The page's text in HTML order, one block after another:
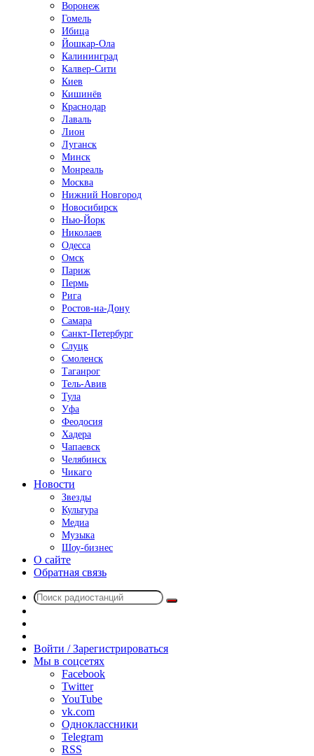
Воронеж
Гомель
Ибица
Йошкар-Ола
Калининград
Калвер-Сити
Киев
Кишинёв
Краснодар
Лаваль
Лион
Луганск
Минск
Монреаль
Москва
Нижний Новгород
Новосибирск
Нью-Йорк
Николаев
Одесса
Омск
Париж
Пермь
Рига
Ростов-на-Дону
Самара
Санкт-Петербург
Слуцк
Смоленск
Таганрог
Тель-Авив
Тула
Уфа
Феодосия
Хадера
Чапаевск
Челябинск
Чикаго
Новости
Звезды
Культура
Медиа
Музыка
Шоу-бизнес
О сайте
Обратная связь
Поиск
радио
Войти / Зарегистрироваться
Мы в соцсетях
Facebook
Twitter
YouTube
vk.com
Одноклассники
Telegram
RSS